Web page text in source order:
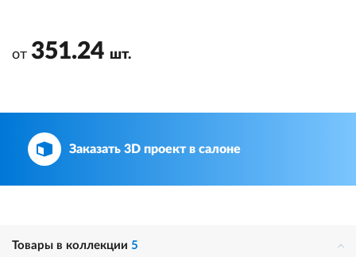
от 351.24 шт.
Заказать 3D проект в салоне
Товары в коллекции 5